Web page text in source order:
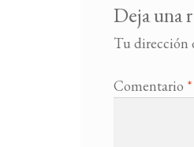
Deja una
Tu dirección
Comentario *